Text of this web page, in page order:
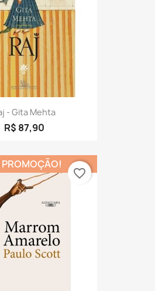
- Gita Mehta
R$ 87,90
PROMOÇÃO!
favorite_border